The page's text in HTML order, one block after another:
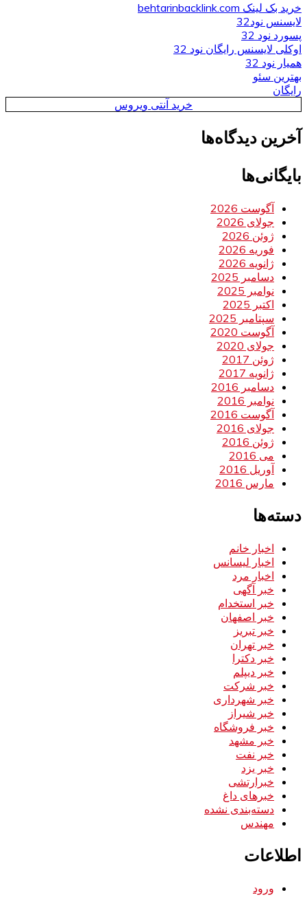
خرید بک لینک behtarinbacklink.com
لایسنس نود32
پسورد نود 32
اوکلی لایسنس رایگان نود 32
همیار نود 32
بهترین سئو
رایگان
خرید آنتی ویروس
آخرین دیدگاه‌ها
بایگانی‌ها
آگوست 2026
جولای 2026
ژوئن 2026
فوریه 2026
ژانویه 2026
دسامبر 2025
نوامبر 2025
اکتبر 2025
سپتامبر 2025
آگوست 2020
جولای 2020
ژوئن 2017
ژانویه 2017
دسامبر 2016
نوامبر 2016
آگوست 2016
جولای 2016
ژوئن 2016
می 2016
آوریل 2016
مارس 2016
دسته‌ها
اخبار خانم
اخبار لیسانس
اخبار مرد
خبر آگهی
خبر استخدام
خبر اصفهان
خبر تبریز
خبر تهران
خبر دکترا
خبر دیپلم
خبر شرکت
خبر شهرداری
خبر شیراز
خبر فروشگاه
خبر مشهد
خبر نفت
خبر یزد
خبرارتشی
خبرهای داغ
دسته‌بندی نشده
مهندس
اطلاعات
ورود